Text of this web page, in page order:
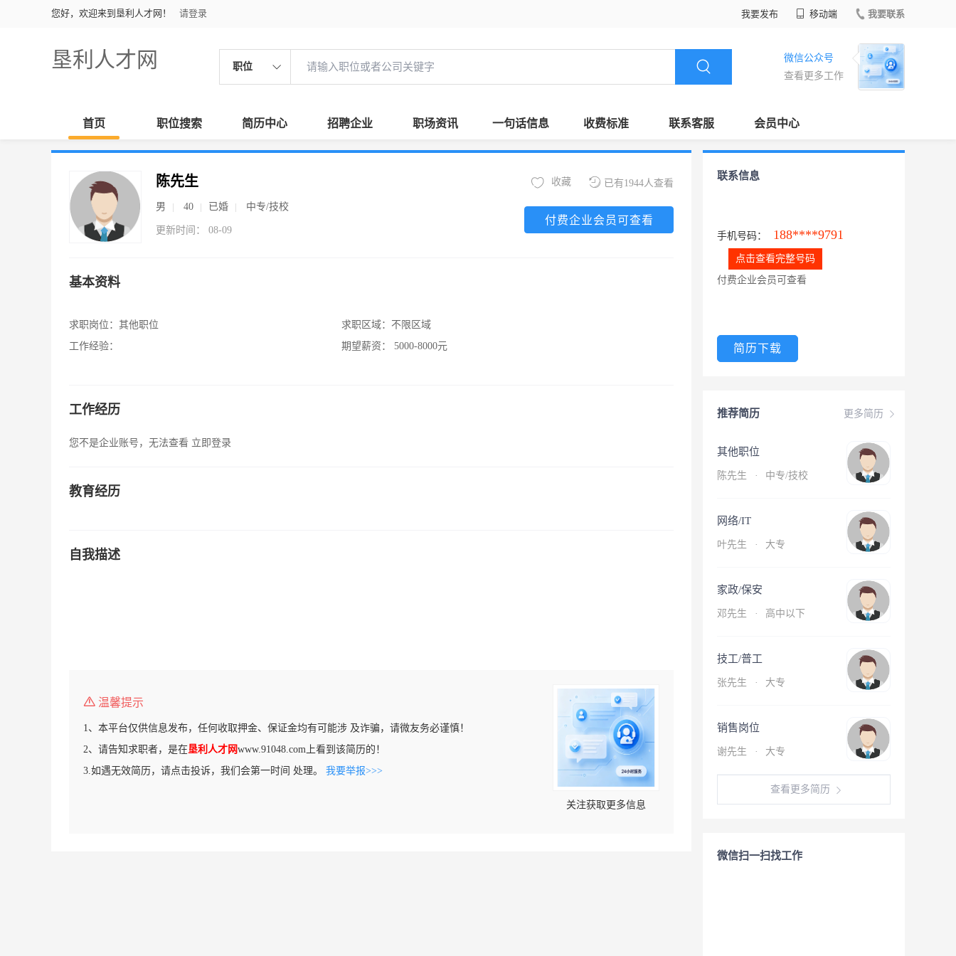
您好，欢迎来到垦利人才网！ 请登录 我要发布 移动端 我要联系
垦利人才网 职位
微信公众号
查看更多工作
首页 职位搜索 简历中心 招聘企业 职场资讯 一句话信息 收费标准 联系客服 会员中心
陈先生
男 40 已婚 中专/技校
更新时间： 08-09
已有1944人查看
收藏
付费企业会员可查看
基本资料
求职岗位： 其他职位
工作经验：
求职区域： 不限区域
期望薪资：
5000-8000元
工作经历
您不是企业账号，无法查看 立即登录
教育经历
自我描述
温馨提示
1、本平台仅供信息发布，任何收取押金、保证金均有可能涉 及诈骗，请微友务必谨慎！
2、请告知求职者，是在垦利人才网www.91048.com上看到该简历的！
3.如遇无效简历，请点击投诉，我们会第一时间 处理。 我要举报>>>
关注获取更多信息
联系信息
手机号码： 188****9791
点击查看完整号码
付费企业会员可查看
简历下载
更多简历
推荐简历
其他职位
陈先生 · 中专/技校
网络/IT
叶先生 · 大专
家政/保安
邓先生 · 高中以下
技工/普工
张先生 · 大专
销售岗位
谢先生 · 大专
查看更多简历
微信扫一扫找工作